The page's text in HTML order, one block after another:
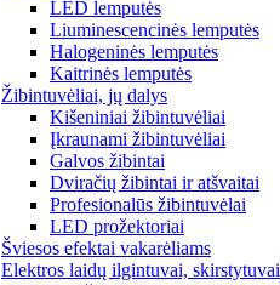
LED lemputės
Liuminescencinės lemputės
Halogeninės lemputės
Kaitrinės lemputės
Žibintuvėliai, jų dalys
Kišeniniai žibintuvėliai
Įkraunami žibintuvėliai
Galvos žibintai
Dviračių žibintai ir atšvaitai
Profesionalūs žibintuvėlai
LED prožektoriai
Šviesos efektai vakarėliams
Elektros laidų ilgintuvai, skirstytuvai